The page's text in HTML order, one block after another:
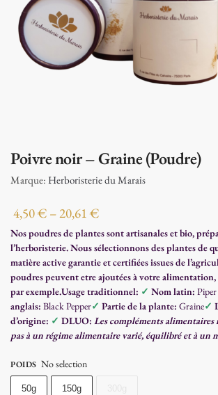
Poivre noir – Graine (Poudre)
Marque: Herboristerie du Marais
4,50€ –20,61€
Nos poudres de plantes sont artisanales et bio,
l’herboristerie. Nous sélectionnons des plantes de
matière active garantie et certifiées issues de
poudres peuvent etre ajoutées à votre
par exemple.Usage traditionnel: ✓ Nom latin:
anglais: Black Pepper✓ Partie de la plante: Graine✓
d’origine: ✓ DLUO: Les compléments alimentaires
pas à un régime alimentaire varié, équilibré et à un
POIDS No selection
50g 150g